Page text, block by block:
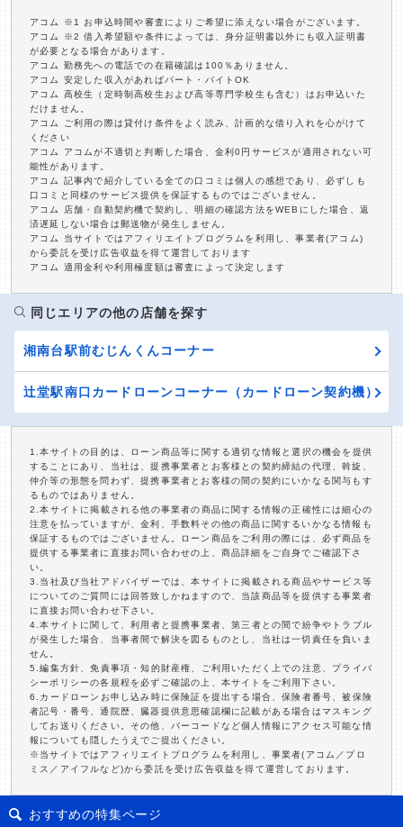
アコム ※1 お申込時間や審査によりご希望に添えない場合がございます。
アコム ※2 借入希望額や条件によっては、身分証明書以外にも収入証明書
が必要となる場合があります。
アコム 勤務先への電話での在籍確認は100％ありません。
アコム 安定した収入があればパート・バイトOK
アコム 高校生（定時制高校生および高等専門学校生も含む）はお申込いた
だけません。
アコム ご利用の際は貸付け条件をよく読み、計画的な借り入れを心がけて
ください
アコム アコムが不適切と判断した場合、金利0円サービスが適用されない可
能性があります。
アコム 記事内で紹介している全ての口コミは個人の感想であり、必ずしも
口コミと同様のサービス提供を保証するものではございません。
アコム 店舗・自動契約機で契約し、明細の確認方法をWEBにした場合、返
済遅延しない場合は郵送物が発生しません。
アコム 当サイトではアフィリエイトプログラムを利用し、事業者(アコム)
から委託を受け広告収益を得て運営しております
アコム 適用金利や利用極度額は審査によって決定します
同じエリアの他の店舗を探す
湘南台駅前むじんくんコーナー
辻堂駅南口カードローンコーナー（カードローン契約機）
1.本サイトの目的は、ローン商品等に関する適切な情報と選択の機会を提供
することにあり、当社は、提携事業者とお客様との契約締結の代理、斡旋、
仲介等の形態を問わず、提携事業者とお客様の間の契約にいかなる関与もす
るものではありません。
2.本サイトに掲載される他の事業者の商品に関する情報の正確性には細心の
注意を払っていますが、金利、手数料その他の商品に関するいかなる情報も
保証するものではございません。ローン商品をご利用の際には、必ず商品を
提供する事業者に直接お問い合わせの上、商品詳細をご自身でご確認下さ
い。
3.当社及び当社アドバイザーでは、本サイトに掲載される商品やサービス等
についてのご質問には回答致しかねますので、当該商品等を提供する事業者
に直接お問い合わせ下さい。
4.本サイトに関して、利用者と提携事業者、第三者との間で紛争やトラブル
が発生した場合、当事者間で解決を図るものとし、当社は一切責任を負いま
せん。
5.編集方針、免責事項・知的財産権、ご利用いただく上での注意、プライバ
シーポリシーの各規程を必ずご確認の上、本サイトをご利用下さい。
6.カードローンお申し込み時に保険証を提出する場合、保険者番号、被保険
者記号・番号、通院歴、臓器提供意思確認欄に記載がある場合はマスキング
してお送りください。その他、バーコードなど個人情報にアクセス可能な情
報についても隠したうえでご提出ください。
※当サイトではアフィリエイトプログラムを利用し、事業者(アコム／プロ
ミス／アイフルなど)から委託を受け広告収益を得て運営しております。
おすすめの特集ページ